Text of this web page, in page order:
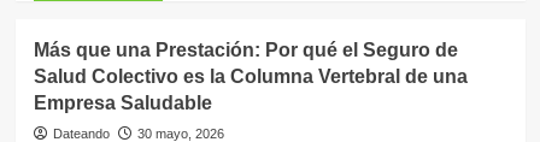
Aseguradora
Futuro
de
los
Seguros
Más que una Prestación: Por qué el Seguro de
Salud Colectivo es la Columna Vertebral de una
Empresa Saludable
Dateando 30 mayo, 2026